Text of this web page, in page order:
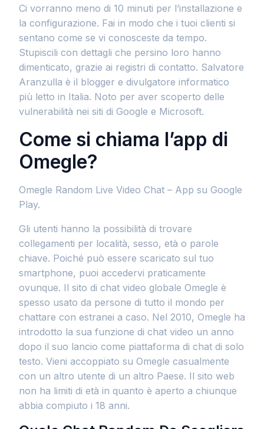
Ci vorranno meno di 10 minuti per l’installazione e
la configurazione. Fai in modo che i tuoi clienti si
sentano come se vi conosceste da tempo.
Stupiscili con dettagli che persino loro hanno
dimenticato, grazie ai registri di contatto. Salvatore
Aranzulla è il blogger e divulgatore informatico
più letto in Italia. Noto per aver scoperto delle
vulnerabilità nei siti di Google e Microsoft.
Come si chiama l’app di
Omegle?
Omegle Random Live Video Chat – App su Google
Play.
Gli utenti hanno la possibilità di trovare
collegamenti per località, sesso, età o parole
chiave. Poiché può essere scaricato sul tuo
smartphone, puoi accedervi praticamente
ovunque. Il sito di chat video globale Omegle è
spesso usato da persone di tutto il mondo per
chattare con estranei a caso. Nel 2010, Omegle ha
introdotto la sua funzione di chat video un anno
dopo il suo lancio come piattaforma di chat di solo
testo. Vieni accoppiato su Omegle casualmente
con un altro utente di un altro Paese. Il sito web
non ha limiti di età in quanto è aperto a chiunque
abbia compiuto i 18 anni.